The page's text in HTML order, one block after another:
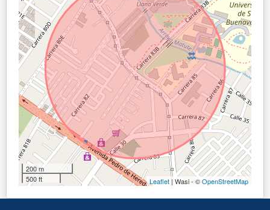
200 m
500 ft
Leaflet | Wasi - ©OpenStreetMap